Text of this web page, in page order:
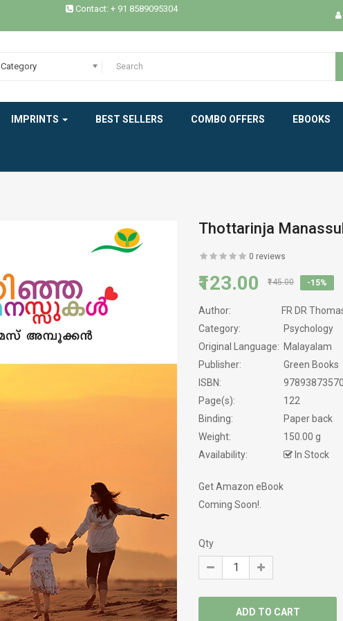
Contact: + 91 8589095304
IMPRINTS BEST SELLERS COMBO OFFERS EBOOKS
Thottarinja
0 reviews
₹123.00 ₹145.00 -15%
Author:
FR DR
Category:
Psychology
Original Language: Malayalam
Publisher:
Green Books
ISBN:
Page(s):
122
Binding:
Paper back
Weight:
150.00 g
Availability:
In Stock
Get Amazon eBook
Coming Soon!.
Qty
HEALTH
MODERN WORLD LITERATURE
NEW BOOK
PSYCHOLOGY
SCREEN PLAY
SELF HELP
SERVICE STORY